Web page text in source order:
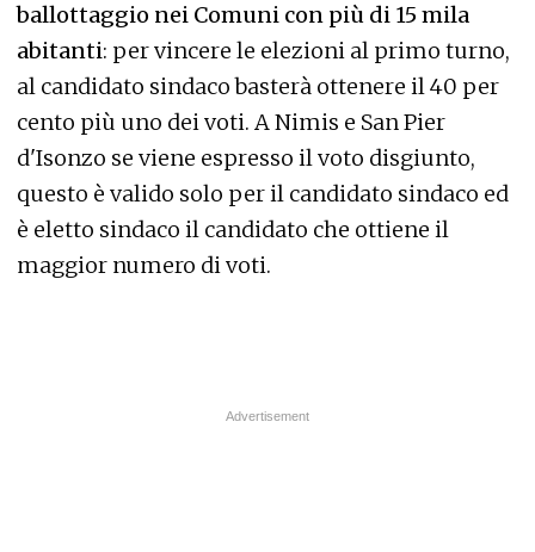
ballottaggio nei Comuni con più di 15 mila
abitanti: per vincere le elezioni al primo turno,
al candidato sindaco basterà ottenere il 40 per
cento più uno dei voti. A Nimis e San Pier
d'Isonzo se viene espresso il voto disgiunto,
questo è valido solo per il candidato sindaco ed
è eletto sindaco il candidato che ottiene il
maggior numero di voti.